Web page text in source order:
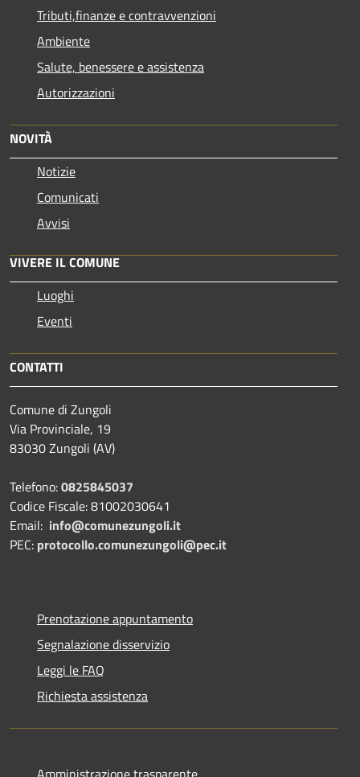
Tributi,finanze e contravvenzioni
Ambiente
Salute, benessere e assistenza
Autorizzazioni
NOVITÀ
Notizie
Comunicati
Avvisi
VIVERE IL COMUNE
Luoghi
Eventi
CONTATTI
Comune di Zungoli
Via Provinciale, 19
83030 Zungoli (AV)
Telefono:0825845037
Codice Fiscale: 81002030641
Email: info@comunezungoli.it
PEC: protocollo.comunezungoli@pec.it
Prenotazione appuntamento
Segnalazione disservizio
Leggi le FAQ
Richiesta assistenza